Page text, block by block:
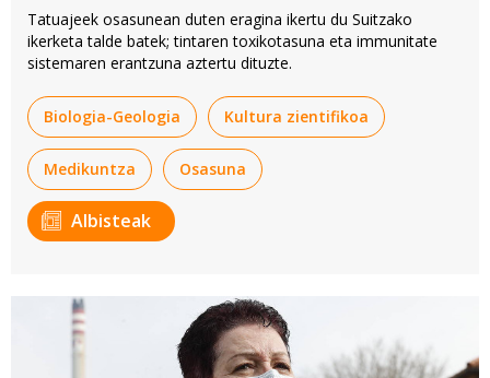
Tatuajeek osasunean duten eragina ikertu du Suitzako
ikerketa talde batek; tintaren toxikotasuna eta immunitate
sistemaren erantzuna aztertu dituzte.
Biologia-Geologia Kultura zientifikoa
Medikuntza Osasuna
Albisteak